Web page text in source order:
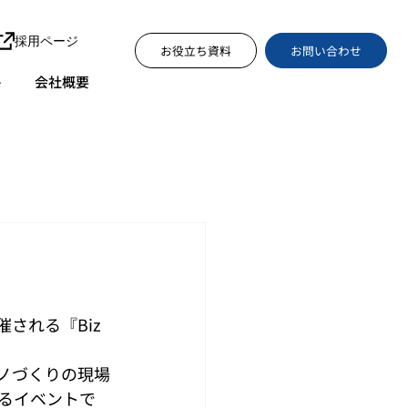
会社概要
採用ページ
お役立ち資料 お問い合わせ
される『Biz
づくりの現場
イベントで